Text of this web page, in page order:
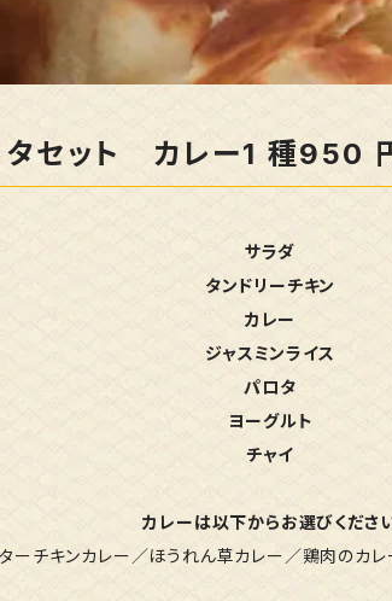
セット カレー1 種950
サラダ
タンドリーチキン
カレー
ジャスミンライス
パロタ
ヨーグルト
チャイ
カレーは以下からお選びくださ
ーチキンカレー／ほうれん草カレー／鶏肉のカ